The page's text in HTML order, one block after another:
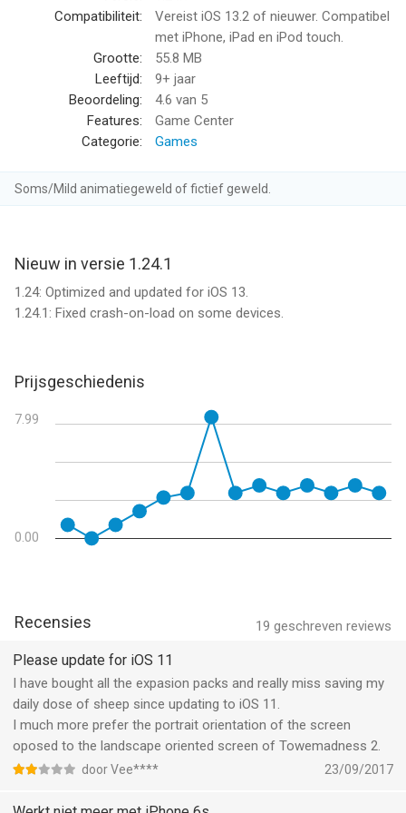
• A MacLife App of the Year
A UNIQUE 3D TOWER DEFENSE EXPERIENCE
Play from an aerial view or zoom down to first person and get
close to the action.
LOTS OF LEVELS
expansion map packs).
intent on stealing your sheep.
GUNS, LOTS OF GUNS
Over 60 diverse weapons and upgrades.
Endless mode lets you see how many waves you can
Global leaderboards, Game Center achievements, and Friend
Scores so you can compare scores with your friends and the
millions of players worldwide.
iPad owners, check out "TowerMadness HD" for the Pocket
Gamer Readers' Choice iPad Game of the Year Award winning
version of this game.
Search for our other award-winning games: Zombie Gunship
and Nuts!
Compatibiliteit:
Vereist iOS 13.2 of nieuwer. Compatibel
met iPhone, iPad en iPod touch.
Grootte:
55.8 MB
Leeftijd:
9+ jaar
Beoordeling:
4.6 van 5
Features:
Game Center
Categorie:
Games
Soms/Mild animatiegeweld of fictief geweld.
Nieuw in versie 1.24.1
1.24: Optimized and updated for iOS 13.
1.24.1: Fixed crash-on-load on some devices.
Prijsgeschiedenis
7.99
0.00
19 geschreven reviews
Recensies
Please update for iOS 11
I have bought all the expasion packs and really miss saving my
daily dose of sheep since updating to iOS 11.
I much more prefer the portrait orientation of the screen
oposed to the landscape oriented screen of Towemadness 2.
door Vee**** 23/09/2017